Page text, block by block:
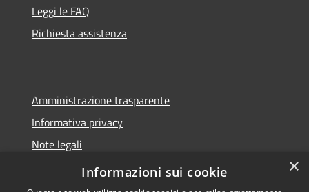
Leggi le FAQ
Richiesta assistenza
Amministrazione trasparente
Informativa privacy
Note legali
Dichiarazione di accessibilità
×
Informazioni sui cookie